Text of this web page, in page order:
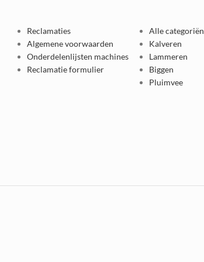
Reclamaties
Algemene voorwaarden
Onderdelenlijsten machines
Reclamatie formulier
Alle categoriën
Kalveren
Lammeren
Biggen
Pluimvee